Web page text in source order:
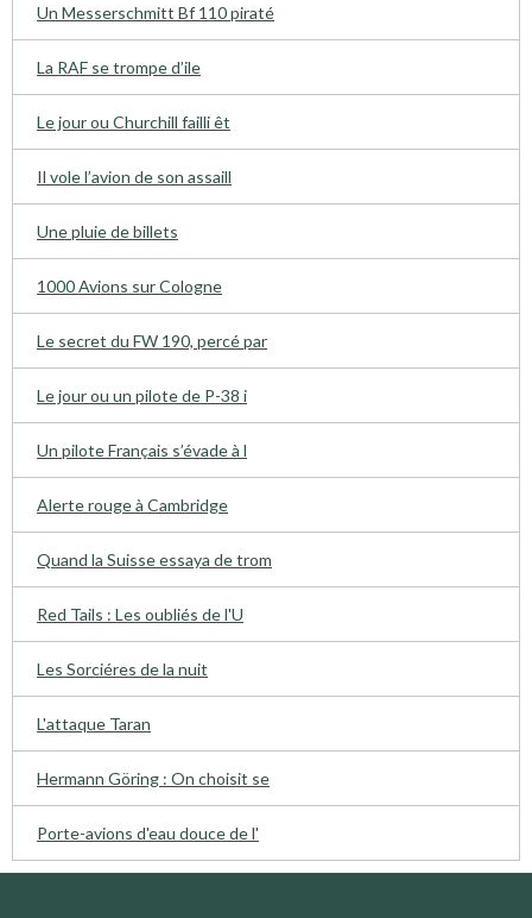
Un Messerschmitt Bf 110 piraté
La RAF se trompe d’ile
Le jour ou Churchill failli êt
Il vole l’avion de son assaill
Une pluie de billets
1000 Avions sur Cologne
Le secret du FW 190, percé par
Le jour ou un pilote de P-38 i
Un pilote Français s’évade à l
Alerte rouge à Cambridge
Quand la Suisse essaya de trom
Red Tails : Les oubliés de l'U
Les Sorciéres de la nuit
L'attaque Taran
Hermann Göring : On choisit se
Porte-avions d'eau douce de l'